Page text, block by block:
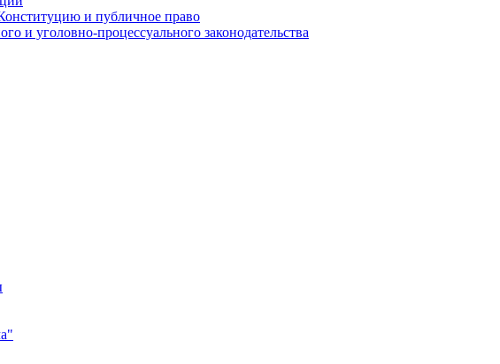
и публичное право
и уголовно-процессуального законодательства